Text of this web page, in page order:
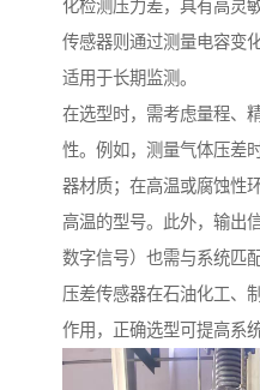
化检测压力差，具有高灵
传感器则通过测量电容变
适用于长期监测。
在选型时，需考虑量程、
性。例如，测量气体压差
器材质；在高温或腐蚀性
高温的型号。此外，输出
数字信号）也需与系统匹配
压差传感器在石油化工、
作用，正确选型可提高系